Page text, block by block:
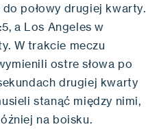
połowy drugiej kwarty.
a Los Angeles w
W trakcie meczu
ostre słowa po
drugiej kwarty
stanąć między nimi,
na boisku.